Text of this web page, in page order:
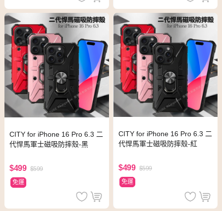
CITY for iPhone 16 Pro 6.3 二
代悍馬軍士磁吸防摔殼-黑
$499 $599
免運
CITY for iPhone 16 Pro 6.3 二
代悍馬軍士磁吸防摔殼-紅
$499 $599
免運